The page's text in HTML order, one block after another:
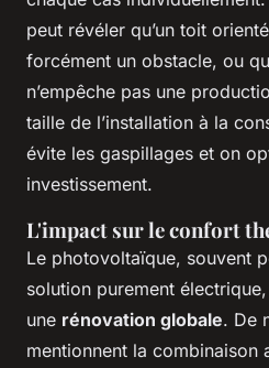
peut révéler qu’un toit
forcément un obstacle, ou
n’empêche pas une
taille de l’installation à la
évite les gaspillages et on
investissement.
L'impact sur le confort
Le photovoltaïque, souvent
solution purement
une rénovation globale. De
mentionnent la combinaison